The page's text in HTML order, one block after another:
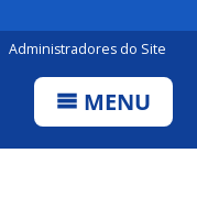
Administradores do Site
MENU